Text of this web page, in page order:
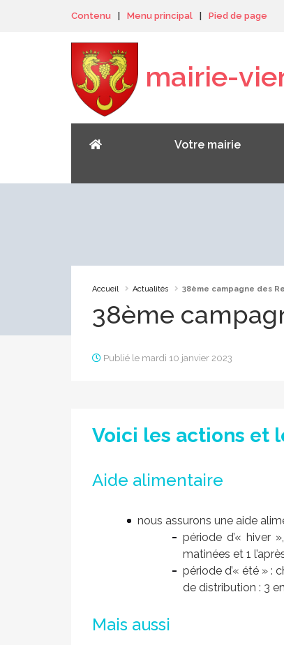
Contenu Menu principal Pied de page
mairie-
Votre mairie
Accueil Actualités 38ème campagne des
38ème
Publié le mardi 10 janvier 2023
Voici les actions et
Aide alimentaire
nous assurons une aide
période d’« hiver
matinées et 1
période d’« été » :
de distribution : 3
Mais aussi